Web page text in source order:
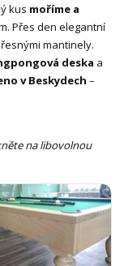
kus moříme a
Přes den elegantní
mantinely.
deska a
v Beskydech –
na libovolnou